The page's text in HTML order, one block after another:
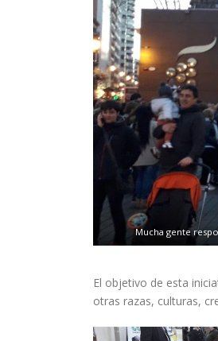
Mucha gente
El objetivo de esta
otras razas, culturas,